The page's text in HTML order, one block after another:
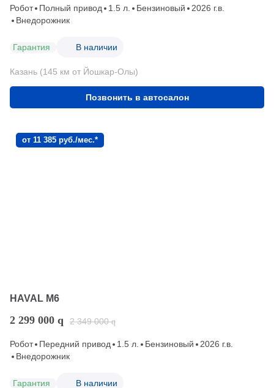
Робот Полный привод 1.5 л. Бензиновый
2026 г.в.
Внедорожник
Гарантия В наличии
Казань (145 км от Йошкар-Олы)
Позвонить в автосалон
от 11 385 руб./мес.*
HAVAL M6
2 299 000 q 2 349 000 q
Робот Передний привод 1.5 л. Бензиновый
2026 г.в.
Внедорожник
Гарантия В наличии